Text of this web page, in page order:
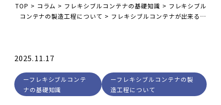
TOP > コラム > フレキシブルコンテナの基礎知識 > フレキシブル
コンテナの製造工程について > フレキシブルコンテナが出来るま
2025.11.17
フレキシブルコンテ
ナの基礎知識
フレキシブルコンテナの製
造工程について